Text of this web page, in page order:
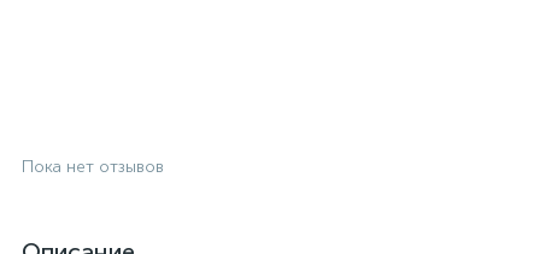
Пока нет отзывов